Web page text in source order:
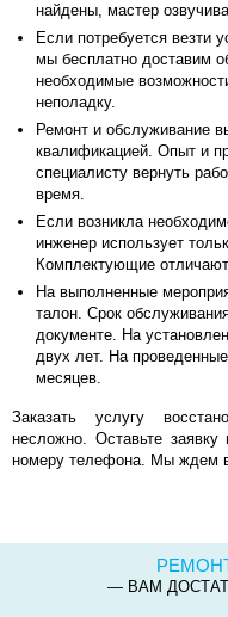
найдены, мастер
Если потребуется везти
мы бесплатно доставим
необходимые
неполадку.
Ремонт и обслуживание
квалификацией. Опыт и
специалисту вернуть
время.
Если возникла
инженер использует
Комплектующие
На выполненные
талон. Срок
документе. На
двух лет. На
месяцев.
Заказать услугу
несложно. Оставьте
номеру телефона. Мы ждем
— ВАМ